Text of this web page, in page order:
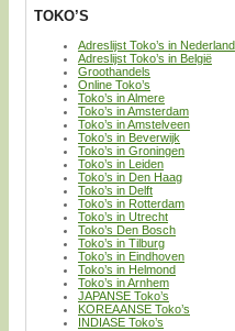
TOKO’S
Adreslijst Toko’s in Nederland
Adreslijst Toko’s in België
Groothandels
Online Toko’s
Toko’s in Almere
Toko’s in Amsterdam
Toko’s in Amstelveen
Toko’s in Beverwijk
Toko’s in Groningen
Toko’s in Leiden
Toko’s in Den Haag
Toko’s in Delft
Toko’s in Rotterdam
Toko’s in Utrecht
Toko’s Den Bosch
Toko’s in Tilburg
Toko’s in Eindhoven
Toko’s in Helmond
Toko’s in Arnhem
JAPANSE Toko’s
KOREAANSE Toko’s
INDIASE Toko’s